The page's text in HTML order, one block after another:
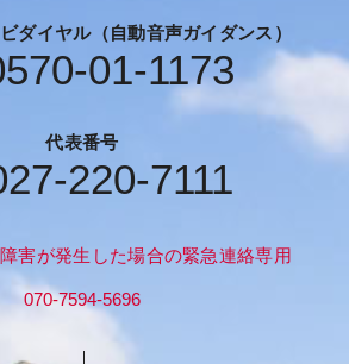
ダイヤル（自動音声ガイダンス）
01-1173
代表番号
220-7111
害が発生した場合の緊急連絡専用
070-7594-5696